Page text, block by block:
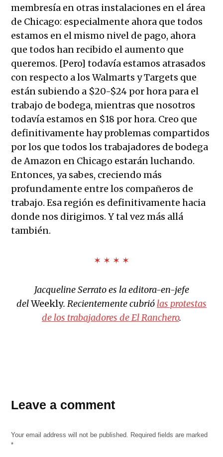
membresía en otras instalaciones en el área
de Chicago: especialmente ahora que todos
estamos en el mismo nivel de pago, ahora
que todos han recibido el aumento que
queremos. [Pero] todavía estamos atrasados
con respecto a los Walmarts y Targets que
están subiendo a $20-$24 por hora para el
trabajo de bodega, mientras que nosotros
todavía estamos en $18 por hora. Creo que
definitivamente hay problemas compartidos
por los que todos los trabajadores de bodega
de Amazon en Chicago estarán luchando.
Entonces, ya sabes, creciendo más
profundamente entre los compañeros de
trabajo. Esa región es definitivamente hacia
donde nos dirigimos. Y tal vez más allá
también.
✶ ✶ ✶ ✶
Jacqueline Serrato es la editora-en-jefe
delWeekly. Recientemente cubrió las protestas
de los trabajadores de El Ranchero.
almacen
Amazonians
Leave a comment
Your email address will not be published. Required fields are marked
*